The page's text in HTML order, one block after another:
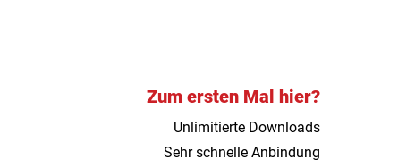
Zum ersten Mal hier?
Unlimitierte Downloads
Sehr schnelle Anbindung